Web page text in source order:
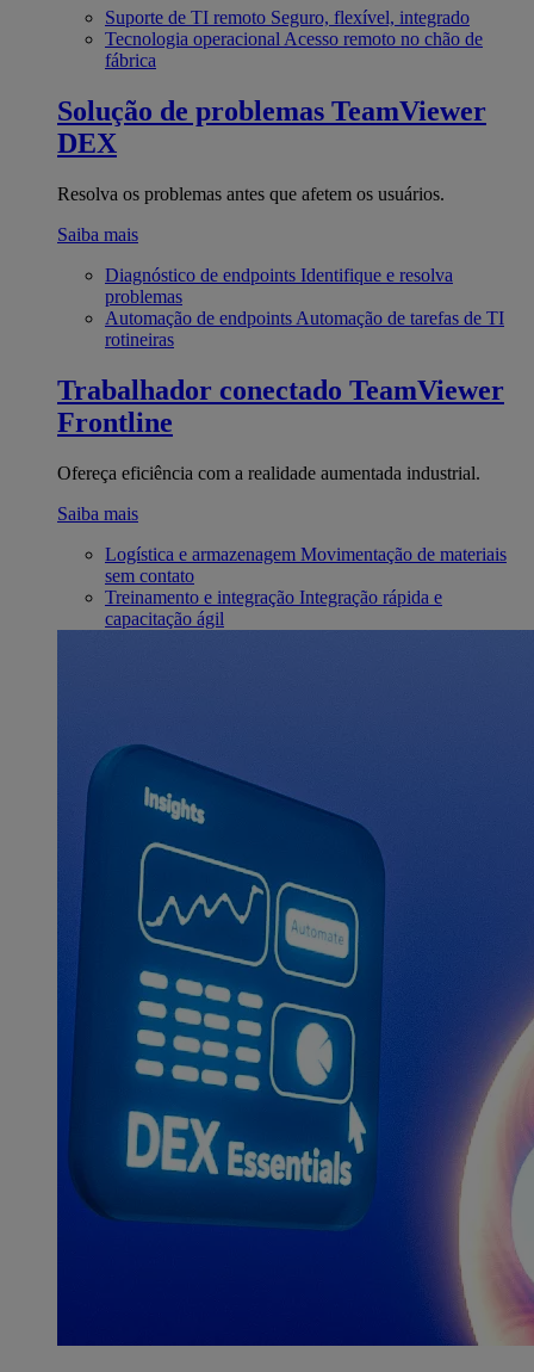
Suporte de TI remoto Seguro, flexível, integrado
Tecnologia operacional Acesso remoto no chão de
fábrica
Solução de problemas TeamViewer
DEX
Resolva os problemas antes que afetem os usuários.
Saiba mais
Diagnóstico de endpoints Identifique e resolva
problemas
Automação de endpoints Automação de tarefas de TI
rotineiras
Trabalhador conectado TeamViewer
Frontline
Ofereça eficiência com a realidade aumentada industrial.
Saiba mais
Logística e armazenagem Movimentação de materiais
sem contato
Treinamento e integração Integração rápida e
capacitação ágil